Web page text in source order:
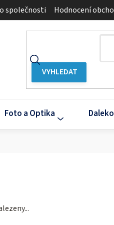
společnosti Hodnocení
Foto a Optika